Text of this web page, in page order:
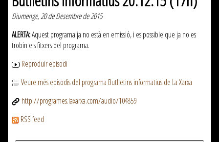
Diumenge, 20 de Desembre de 2015
ALERTA:Aquest programa ja no està en emissió, i es possible que ja no es
trobin els fitxers del programa.
Reproduir episodi
Veure més episodis del programa Butlletins informatius de La Xarxa
http://programes.laxarxa.com/audio/104859
RSS feed